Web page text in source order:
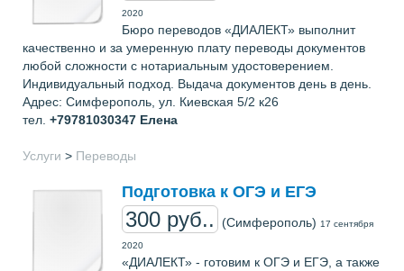
2020
Бюро переводов «ДИАЛЕКТ» выполнит
качественно и за умеренную плату переводы документов
любой сложности с нотариальным удостоверением.
Индивидуальный подход. Выдача документов день в день.
Адрес: Симферополь, ул. Киевская 5/2 к26
тел. +79781030347 Елена
Услуги > Переводы
Подготовка к ОГЭ и ЕГЭ
300 руб.. (Симферополь) 17 сентября
2020
«ДИАЛЕКТ» - готовим к ОГЭ и ЕГЭ, а также